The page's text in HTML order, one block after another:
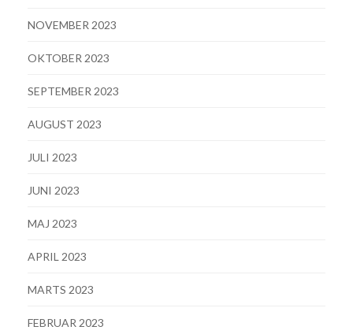
NOVEMBER 2023
OKTOBER 2023
SEPTEMBER 2023
AUGUST 2023
JULI 2023
JUNI 2023
MAJ 2023
APRIL 2023
MARTS 2023
FEBRUAR 2023